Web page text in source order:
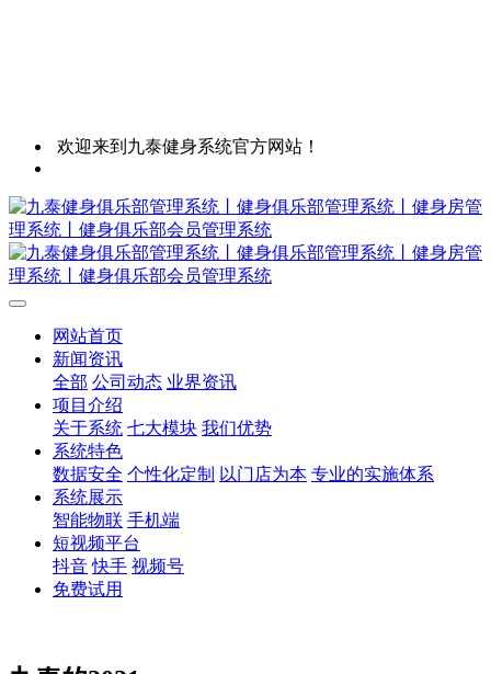
欢迎来到九泰健身系统官方网站！
网站首页
新闻资讯
全部 公司动态 业界资讯
项目介绍
关于系统 七大模块 我们优势
系统特色
数据安全 个性化定制 以门店为本 专业的实施体系
系统展示
智能物联 手机端
短视频平台
抖音 快手 视频号
免费试用